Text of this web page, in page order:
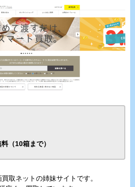
（10箱まで）
取ネットの姉妹サイトです。